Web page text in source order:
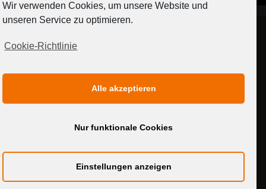
[contact-form-7 404 "Nicht gefunden"]
MEDIADATEN
Wir verwenden Cookies, um unsere Website und
unseren Service zu optimieren.
Cookie-Richtlinie
Alle akzeptieren
Nur funktionale Cookies
Einstellungen anzeigen